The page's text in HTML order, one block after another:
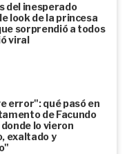
del inesperado
look de la princesa
sorprendió a todos
viral
error": qué pasó en
de Facundo
lo vieron
exaltado y